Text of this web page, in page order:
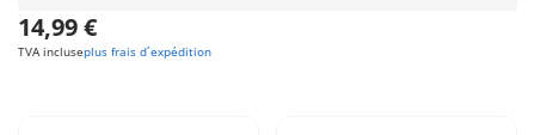
14,99 €
TVA incluseplus frais d´expédition